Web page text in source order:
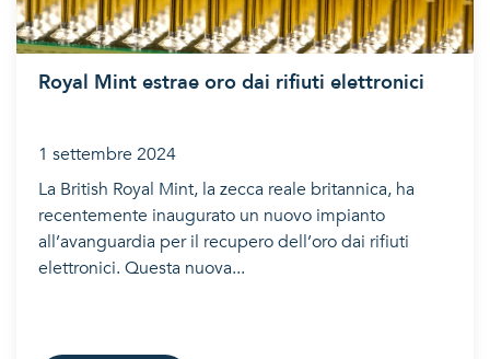
Royal Mint estrae oro dai rifiuti elettronici
1 settembre 2024
La British Royal Mint, la zecca reale britannica, ha
recentemente inaugurato un nuovo impianto
all’avanguardia per il recupero dell’oro dai rifiuti
elettronici. Questa nuova...